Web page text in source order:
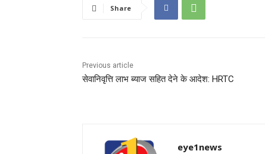
Share
Previous article
सेवानिवृत्ति लाभ ब्याज सहित देने के आदेश: HRTC
eye1news